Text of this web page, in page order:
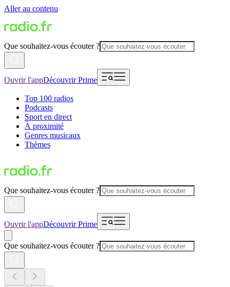
Aller au contenu
Que souhaitez-vous écouter ?
Ouvrir l'appDécouvrir Prime
Top 100 radios
Podcasts
Sport en direct
À proximité
Genres musicaux
Thèmes
Que souhaitez-vous écouter ?
Ouvrir l'appDécouvrir Prime
Que souhaitez-vous écouter ?